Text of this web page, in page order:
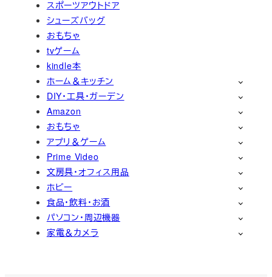
スポーツアウトドア
シューズバッグ
おもちゃ
tvゲーム
kindle本
ホーム＆キッチン
DIY・工具・ガーデン
Amazon
おもちゃ
アプリ＆ゲーム
Prime Video
文房具・オフィス用品
ホビー
食品・飲料・お酒
パソコン・周辺機器
家電＆カメラ